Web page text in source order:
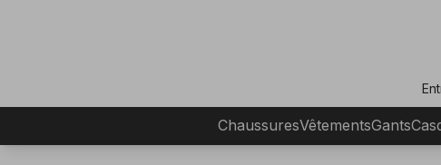
ChaussuresVêtementsGants